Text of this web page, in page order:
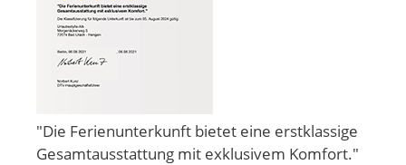
"Die Ferienunterkunft bietet eine erstklassige
Gesamtausstattung mit exklusivem Komfort."